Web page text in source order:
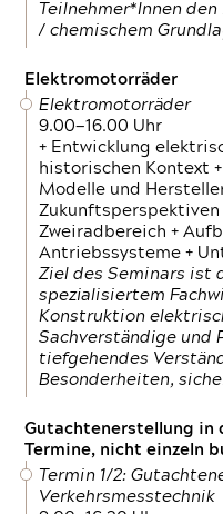
Teilnehmer*Innen
/ chemischem
Elektromotorräder
Elektromotorräder
9.00—16.00 Uhr
+ Entwicklung
historischen Kontext
Modelle und
Zweiradbereich +
Antriebssysteme +
Ziel des Seminars ist
spezialisiertem
Konstruktion
Sachverständige und
tiefgehendes
Besonderheiten,
Gutachtenerstellung in
Termine, nicht einzeln
Termin 1/2:
Verkehrsmesstechnik